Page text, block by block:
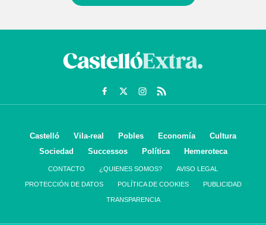
Castelló Vila-real Pobles Economía
Cultura
Sociedad
Successos Política Hemeroteca
CONTACTO ¿QUIENES SOMOS? AVISO LEGAL
PROTECCIÓN DE DATOS POLÍTICA DE COOKIES PUBLICIDAD
TRANSPARENCIA